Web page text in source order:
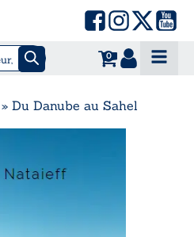
0
» Du Danube au Sahel